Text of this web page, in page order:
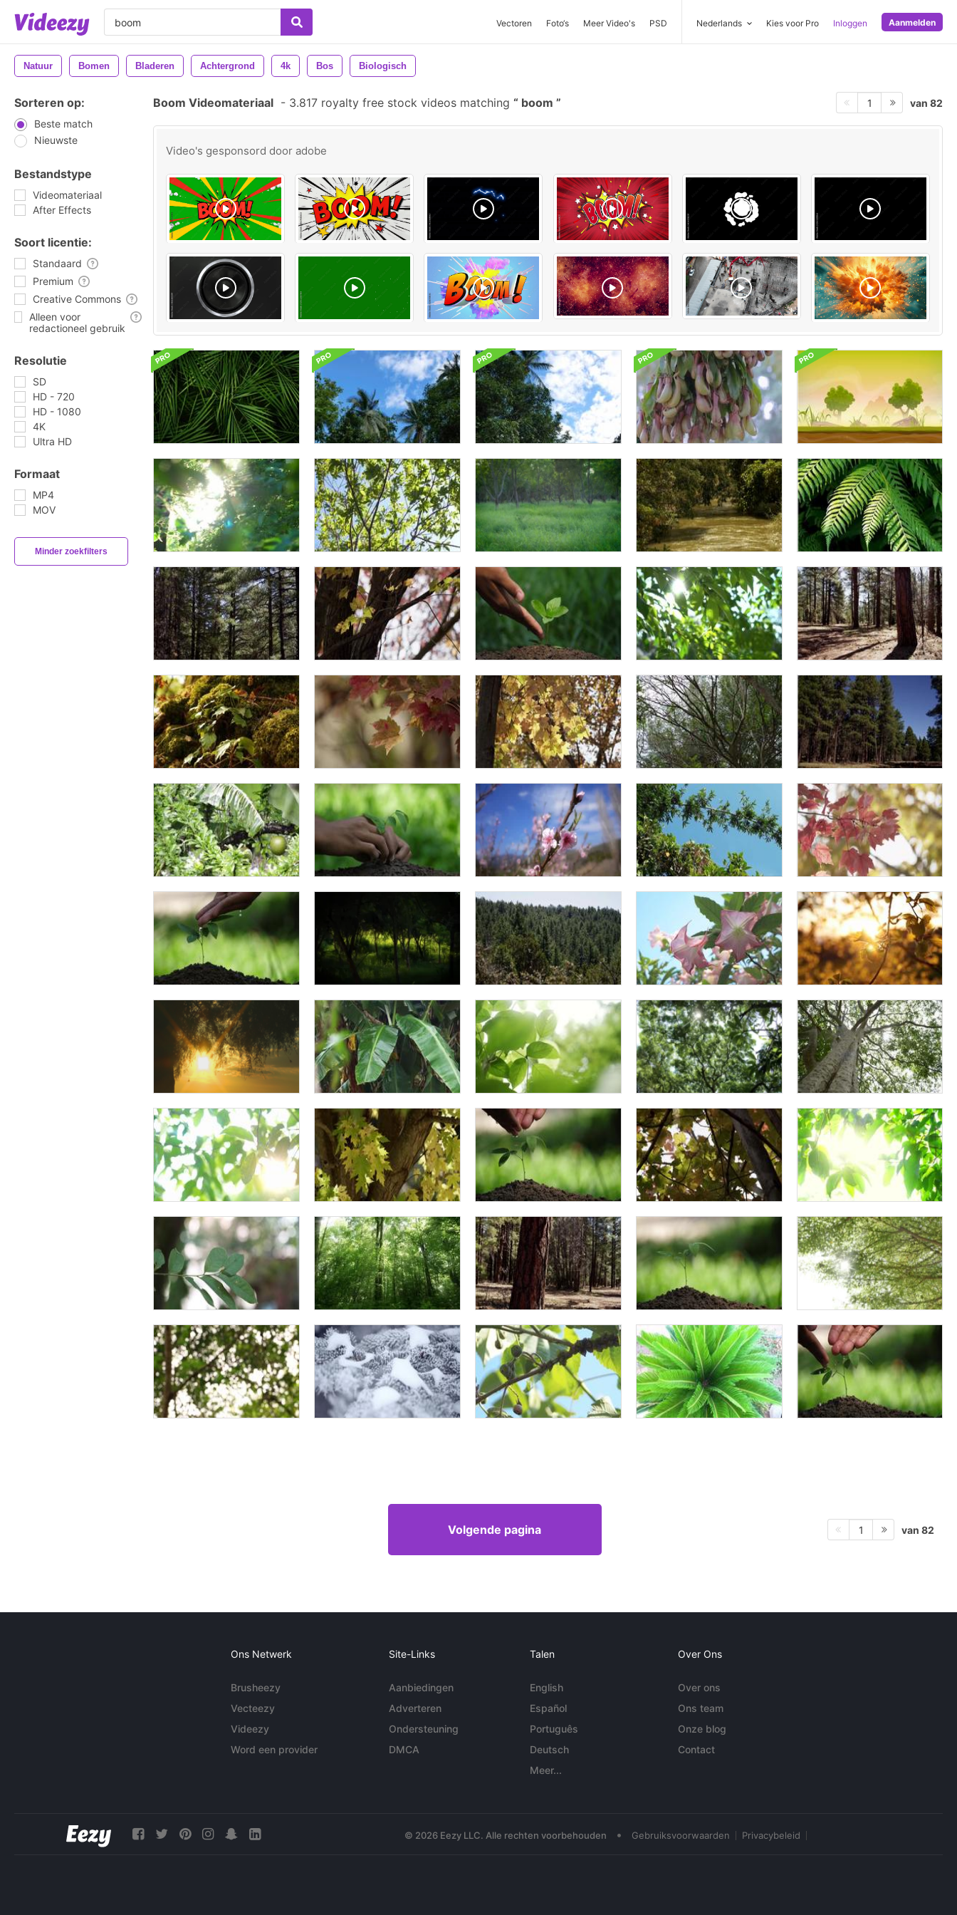
Vectoren Foto‘s Meer Video's PSD Nederlands Kies voor Pro Inloggen Aanmelden
Natuur Bomen Bladeren Achtergrond 4k Bos Biologisch
Sorteren op:
Beste match
Nieuwste
Bestandstype
Videomateriaal
After Effects
Soort licentie:
Standaard
Premium
Creative Commons
Alleen voor
redactioneel gebruik
Resolutie
SD
HD - 720
HD - 1080
4K
Ultra HD
Formaat
MP4
MOV
Minder zoekfilters
Boom Videomateriaal - 3.817 royalty free stock videos matching boom 1 van 82
Video's gesponsord door adobe
Volgende pagina 1 van 82
Ons Netwerk
Brusheezy
Vecteezy
Videezy
Word een provider
Site-Links
Aanbiedingen
Adverteren
Ondersteuning
DMCA
Talen
English
Español
Português
Deutsch
Meer...
Over Ons
Over ons
Ons team
Onze blog
Contact
© 2026 Eezy LLC. Alle rechten voorbehouden • Gebruiksvoorwaarden Privacybeleid